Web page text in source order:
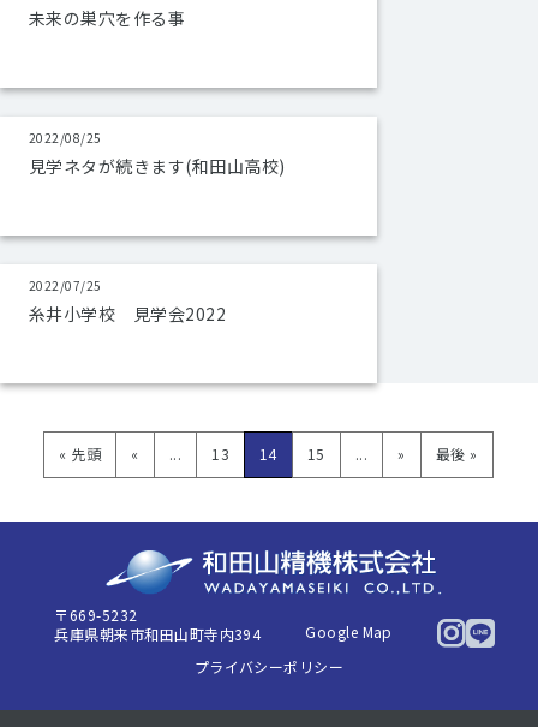
未来の巣穴を作る事
2022/08/25
見学ネタが続きます(和田山高校)
2022/07/25
糸井小学校 見学会2022
« 先頭 « ... 13 14 15 ... » 最後 »
〒669-5232
兵庫県朝来市和田山町寺内394
Google Map
プライバシーポリシー